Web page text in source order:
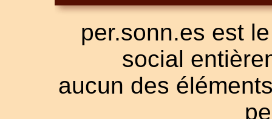
per.sonn.es est
social
aucun des